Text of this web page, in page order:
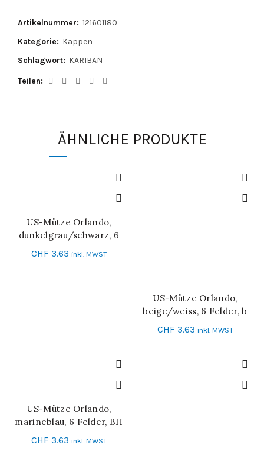
Artikelnummer: 121601180
Kategorie: Kappen
Schlagwort: KARIBAN
Teilen
ÄHNLICHE PRODUKTE
IN DEN WARENKORB
US-Mütze Orlando,
dunkelgrau/schwarz, 6
Felder
CHF 3.63 inkl. MWST
IN DEN WARENKORB
US-Mütze Orlando,
beige/weiss, 6 Felder, b
CHF 3.63 inkl. MWST
IN DEN WARENKORB
US-Mütze Orlando,
marineblau, 6 Felder, BH
CHF 3.63 inkl. MWST